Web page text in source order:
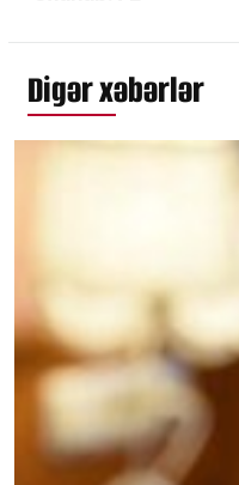
Digər xəbərlər